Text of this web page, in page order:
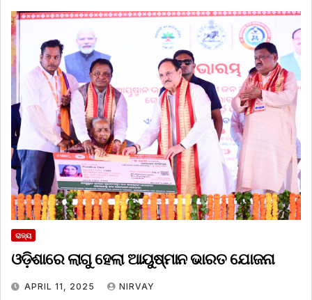
ରାଜ୍ୟ
ଓଡ଼ିଶାରେ ଲାଗୁ ହେଲା ଆୟୁଷ୍ମାନ ଭାରତ ଯୋଜନା
APRIL 11, 2025 NIRVAY